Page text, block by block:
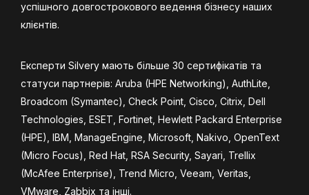
успішного довгострокового ведення бізнесу наших
клієнтів.
Експерти Silvery мають більше 30 сертифікатів та
статуси партнерів: Aruba (HPE Networking), AuthLite,
Broadcom (Symantec), Check Point, Cisco, Citrix, Dell
Technologies, ESET, Fortinet, Hewlett Packard Enterprise
(HPE), IBM, ManageEngine, Microsoft, Nakivo, OpenText
(Micro Focus), Red Hat, RSA Security, Sayari, Trellix
(McAfee Enterprise), Trend Micro, Veeam, Veritas,
VMware, Zabbix та інші.